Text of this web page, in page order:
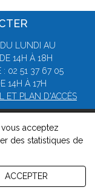
DU LUNDI AU
14H À 18H
: 02 51 37 67 05
14H À 17H
ET PLAN D'ACCÈS
La Roche-sur-Yon
cookies-Politique
acceptez
des statistiques de
ACCEPTER